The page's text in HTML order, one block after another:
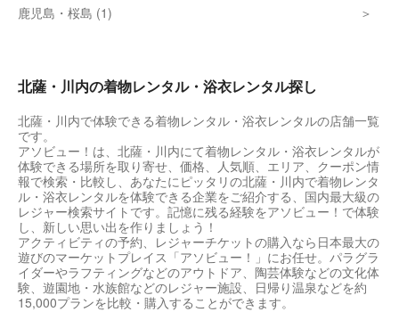
鹿児島・桜島 (1)
北薩・川内の着物レンタル・浴衣レンタル探し
北薩・川内で体験できる着物レンタル・浴衣レンタルの店舗一覧
です。
アソビュー！は、北薩・川内にて着物レンタル・浴衣レンタルが
体験できる場所を取り寄せ、価格、人気順、エリア、クーポン情
報で検索・比較し、あなたにピッタリの北薩・川内で着物レンタ
ル・浴衣レンタルを体験できる企業をご紹介する、国内最大級の
レジャー検索サイトです。記憶に残る経験をアソビュー！で体験
し、新しい思い出を作りましょう！
アクティビティの予約、レジャーチケットの購入なら日本最大の
遊びのマーケットプレイス「アソビュー！」にお任せ。パラグラ
イダーやラフティングなどのアウトドア、陶芸体験などの文化体
験、遊園地・水族館などのレジャー施設、日帰り温泉などを約
15,000プランを比較・購入することができます。